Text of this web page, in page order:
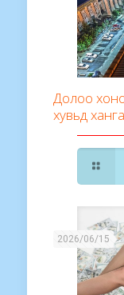
Долоо
хувьд
2026/06/15